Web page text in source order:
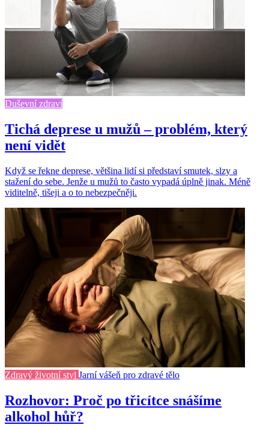
Duševní zdraví
Tichá deprese u mužů – problém, který
není vidět
Když se řekne deprese, většina lidí si představí smutek, slzy a
stažení do sebe. Jenže u mužů to často vypadá úplně jinak. Méně
viditelně, tišeji a o to nebezpečněji.
Zdravý životní styl Jarní vášeň pro zdravé tělo
Rozhovor: Proč po třicítce snášíme
alkohol hůř?